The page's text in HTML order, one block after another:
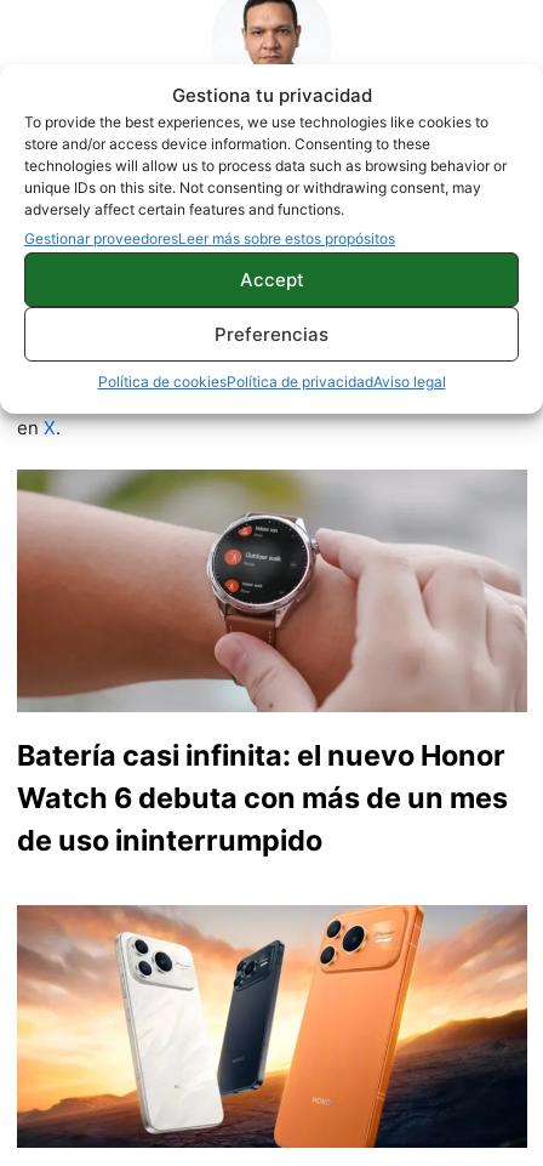
Gestiona tu privacidad
To provide the best experiences, we use technologies like cookies to
store and/or access device information. Consenting to these
technologies will allow us to process data such as browsing behavior or
unique IDs on this site. Not consenting or withdrawing consent, may
adversely affect certain features and functions.
Gestionar proveedoresLeer más sobre estos propósitos
Accept
Preferencias
Política de cookiesPolítica de privacidadAviso legal
Jesús González
1500 artículos publicados en ProAndroid desde 2020.
Periodista experto en tecnología y especializado en
móviles Android y telefonía, desde pequeño vive por y para
los gadgets, le encanta estar a la última y es redactor sobre
tecnología desde 2018. Amante de los smartphones,
tablets, smartwatches y todo lo que tenga una pantalla. Ha
probado más de 100 móviles de distintas marcas, y es
enX.
Batería casi infinita: el nuevo Honor
Watch 6 debuta con más de un mes
de uso ininterrumpido